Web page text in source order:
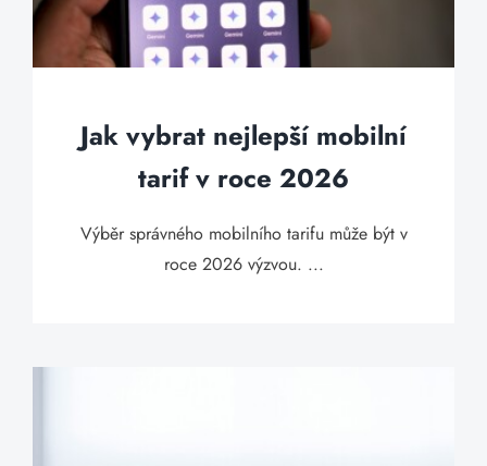
Jak vybrat nejlepší mobilní
tarif v roce 2026
Výběr správného mobilního tarifu může být v
roce 2026 výzvou. ...